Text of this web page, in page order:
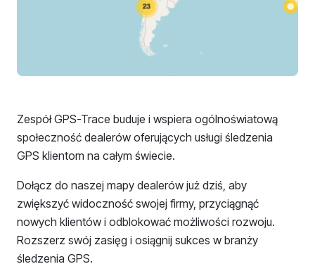
Zespół GPS-Trace buduje i wspiera ogólnoświatową
społeczność dealerów oferujących usługi śledzenia
GPS klientom na całym świecie.
Dołącz do naszej mapy dealerów już dziś, aby
zwiększyć widoczność swojej firmy, przyciągnąć
nowych klientów i odblokować możliwości rozwoju.
Rozszerz swój zasięg i osiągnij sukces w branży
śledzenia GPS.